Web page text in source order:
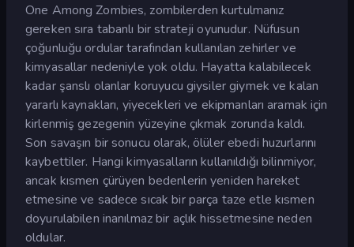
One Among Zombies, zombilerden kurtulmanız
gereken sıra tabanlı bir strateji oyunudur. Nüfusun
çoğunluğu ordular tarafından kullanılan zehirler ve
kimyasallar nedeniyle yok oldu. Hayatta kalabilecek
kadar şanslı olanlar koruyucu giysiler giymek ve kalan
yararlı kaynakları, yiyecekleri ve ekipmanları aramak için
kirlenmiş gezegenin yüzeyine çıkmak zorunda kaldı.
Son savaşın bir sonucu olarak, ölüler ebedi huzurlarını
kaybettiler. Hangi kimyasalların kullanıldığı bilinmiyor,
ancak kısmen çürüyen bedenlerin yeniden hareket
etmesine ve sadece sıcak bir parça taze etle kısmen
doyurulabilen inanılmaz bir açlık hissetmesine neden
oldular.